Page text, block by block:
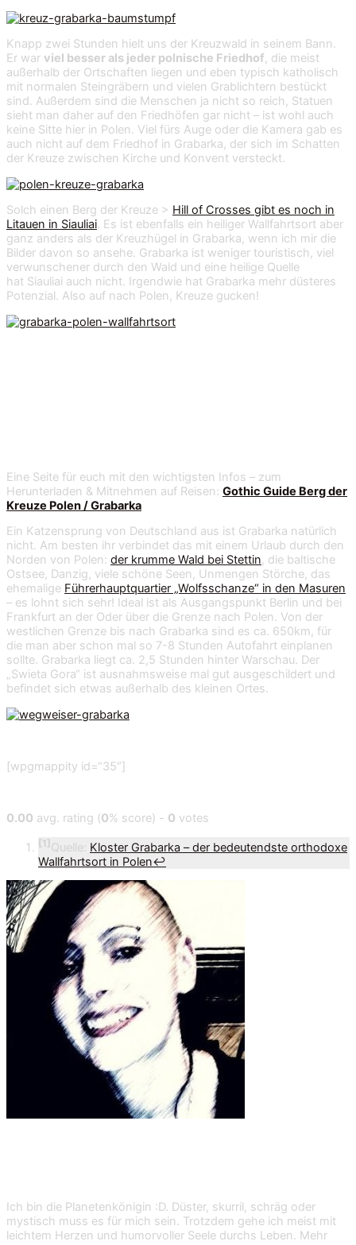
Knapp zwei Stunden hielt uns der Kreuzwald in seinem Bann.
Er war viel besser als jeder polnische Friedhof, die meist
außerhalb der Ortschaften liegen und eben typisch katholisch
mit normalen Steingräbern und vielen Grablichtern bestückt
sind. Außerdem sind die Menschen ja nicht so reich, Statuen
sieht man daher auf den Friedhöfen gar nicht – ist wohl auch
keine Sitte hier in Polen. Viel fürs Auge oder die Kamera gab es
auch nicht auf dem Friedhof in Grabarka, der sich im Schatten
der Kreuze zwischen Kirche und Konvent versteckt.
Solch einen Berg der Kreuze > Hill of Crosses gibt es noch in
Litauen in Siauliai. Es ist ebenfalls ein heiliger Wallfahrtsort aber
ganz anders als der Kreuzhügel in Grabarka, wenn ich mir die
Bilder davon so ansehe. Grabarka ist weniger touristisch, viel
verwunschener durch den Wald und eine heilige Quelle
hat Siauliai auch nicht. Irgendwie hat Grabarka mehr düsteres
Potenzial. Also auf nach Polen, Kreuze gucken!
Eine Seite für euch mit den wichtigsten Infos – zum
Herunterladen & Mitnehmen auf Reisen: Gothic Guide Berg der
Kreuze Polen / Grabarka
Ein Katzensprung von Deutschland aus ist Grabarka natürlich
nicht. Am besten ihr verbindet das mit einem Urlaub durch den
Norden von Polen: der krumme Wald bei Stettin, die baltische
Ostsee, Danzig, viele schöne Seen, Unmengen Störche, das
ehemalige Führerhauptquartier „Wolfsschanze“ in den Masuren
– es lohnt sich sehr! Ideal ist als Ausgangspunkt Berlin und bei
Frankfurt an der Oder über die Grenze nach Polen. Von der
westlichen Grenze bis nach Grabarka sind es ca. 650km, für
die man aber schon mal so 7-8 Stunden Autofahrt einplanen
sollte. Grabarka liegt ca. 2,5 Stunden hinter Warschau. Der
„Swieta Gora“ ist ausnahmsweise mal gut ausgeschildert und
befindet sich etwas außerhalb des kleinen Ortes.
[wpgmappity id=“35″]
0.00 avg. rating (0% score) - 0 votes
[1] Quelle: Kloster Grabarka – der bedeutendste orthodoxe
Wallfahrtsort in Polen↩
Ich bin die Planetenkönigin :D. Düster, skurril, schräg oder
mystisch muss es für mich sein. Trotzdem gehe ich meist mit
leichtem Herzen und humorvoller Seele durchs Leben. Mehr